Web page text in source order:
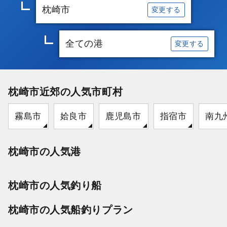
枕崎市 変更する
全ての港 変更する
枕崎市近郊の人気市町村
霧島市 姶良市 鹿児島市 指宿市 南九
枕崎市の人気港
枕崎市の人気釣り船
枕崎市の人気船釣りプラン